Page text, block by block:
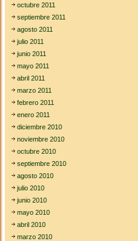
octubre 2011
septiembre 2011
agosto 2011
julio 2011
junio 2011
mayo 2011
abril 2011
marzo 2011
febrero 2011
enero 2011
diciembre 2010
noviembre 2010
octubre 2010
septiembre 2010
agosto 2010
julio 2010
junio 2010
mayo 2010
abril 2010
marzo 2010